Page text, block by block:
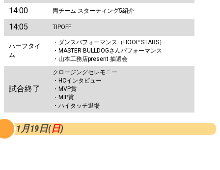
14:00 両チーム スターティング5紹介
14:05 TIPOFF
ハーフタイ
ム
・ダンスパフォーマンス（HOOP STARS）
・MASTER BULLDOGさんパフォーマンス
・山本工務店present 抽選会
試合終了
クロージングセレモニー
・HCインタビュー
・MVP賞
・MIP賞
・ハイタッチ退場
1月19日(日)